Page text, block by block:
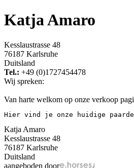
Katja Amaro
Kesslaustrasse 48
76187 Karlsruhe
Duitsland
Tel.: +49 (0)1727454478
Wij spreken:
Van harte welkom op onze verkoop
Hier vind je onze huidige
Katja Amaro
Kesslaustrasse 48
76187 Karlsruhe
Duitsland
aangeboden door